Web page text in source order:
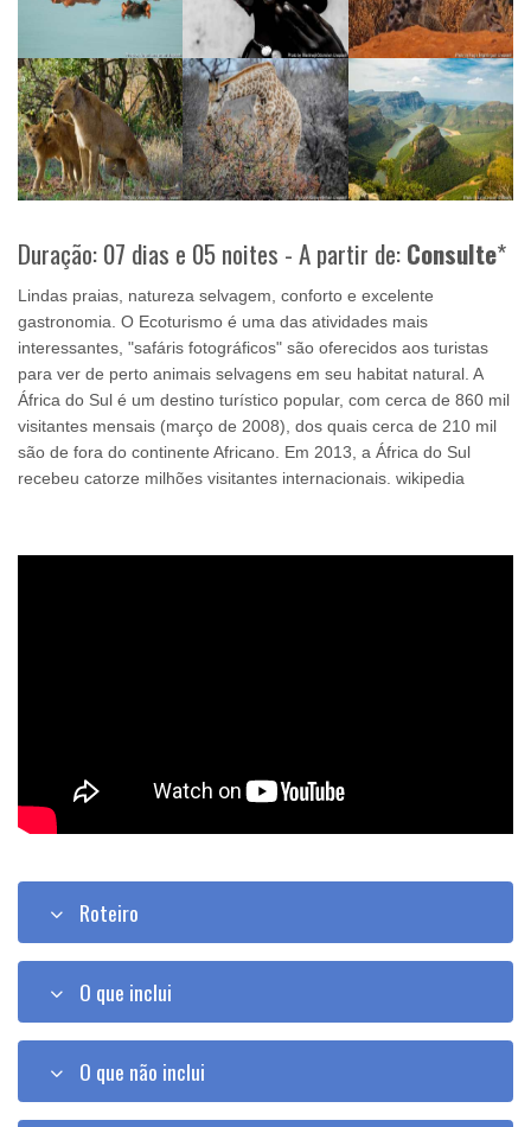
Duração: 07 dias e 05 noites - A partir de:Consulte*
Lindas praias, natureza selvagem, conforto e excelente
gastronomia. O Ecoturismo é uma das atividades mais
interessantes, "safáris fotográficos" são oferecidos aos turistas
para ver de perto animais selvagens em seu habitat natural. A
África do Sul é um destino turístico popular, com cerca de 860 mil
visitantes mensais (março de 2008), dos quais cerca de 210 mil
são de fora do continente Africano. Em 2013, a África do Sul
recebeu catorze milhões visitantes internacionais. wikipedia
Roteiro
O que inclui
O que não inclui